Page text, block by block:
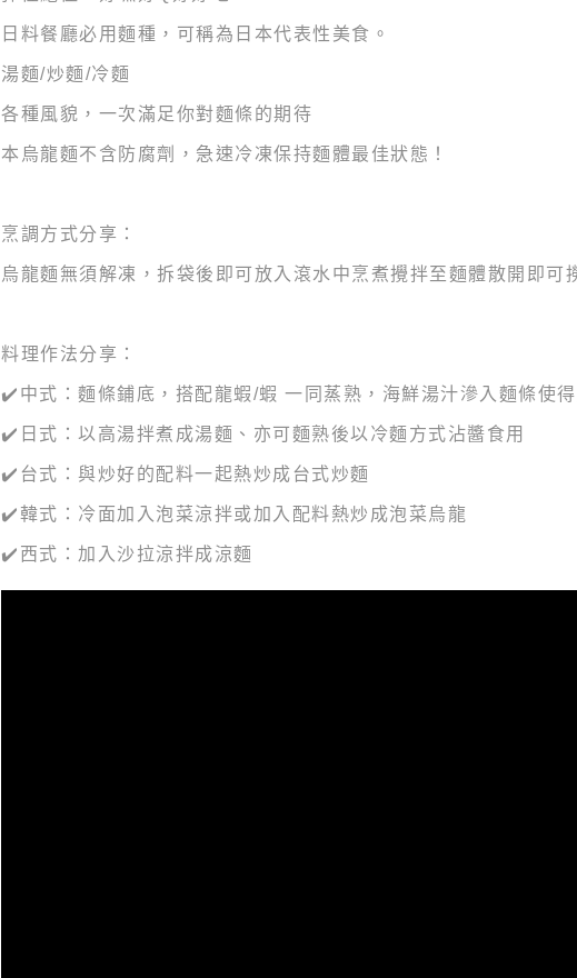
日料餐廳必用麵種，可稱為日本代表性美食。
湯麵/炒麵/冷麵
各種風貌，一次滿足你對麵條的期待
本烏龍麵不含防腐劑，急速冷凍保持麵體最佳狀態！
烹調方式分享：
烏龍麵無須解凍，拆袋後即可放入滾水中烹煮攪拌至麵體散開即可
料理作法分享：
✔️中式：麵條鋪底，搭配龍蝦/蝦 一同蒸熟，海鮮湯汁滲入麵條使得
✔️日式：以高湯拌煮成湯麵、亦可麵熟後以冷麵方式沾醬食用
✔️台式：與炒好的配料一起熱炒成台式炒麵
✔️韓式：冷面加入泡菜涼拌或加入配料熱炒成泡菜烏龍
✔️西式：加入沙拉涼拌成涼麵